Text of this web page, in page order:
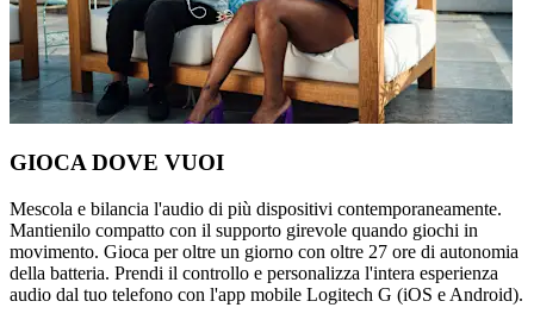
GIOCA DOVE VUOI
Mescola e bilancia l'audio di più dispositivi contemporaneamente.
Mantienilo compatto con il supporto girevole quando giochi in
movimento. Gioca per oltre un giorno con oltre 27 ore di autonomia
della batteria. Prendi il controllo e personalizza l'intera esperienza
audio dal tuo telefono con l'app mobile Logitech G (iOS e Android).